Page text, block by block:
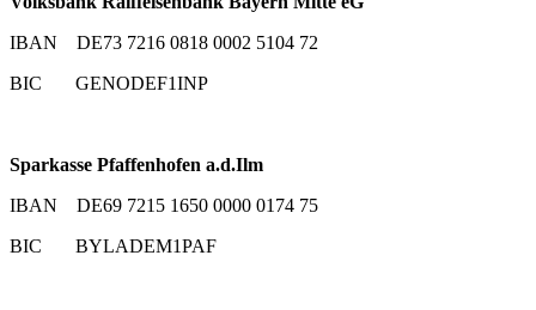
IBAN DE73 7216 0818 0002 5104 72
BIC GENODEF1INP
Sparkasse Pfaffenhofen a.d.Ilm
IBAN DE69 7215 1650 0000 0174 75
BIC BYLADEM1PAF